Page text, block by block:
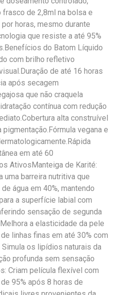
de 2,8ml na bolsa e
horas, mesmo durante
que resiste a até 95%
do Batom Líquido
com brilho refletivo
de até 16 horas
após secagem
que não craquela
contínua com redução
alta construível
vegana e
em até 60
AtivosManteiga de Karité:
uma barreira nutritiva que
água em 40%, mantendo
a superfície labial com
sensação de segunda
a elasticidade da pele
linhas finas em até 30% com
os lipídios naturais da
profunda sem sensação
Criam película flexível com
95% após 8 horas de